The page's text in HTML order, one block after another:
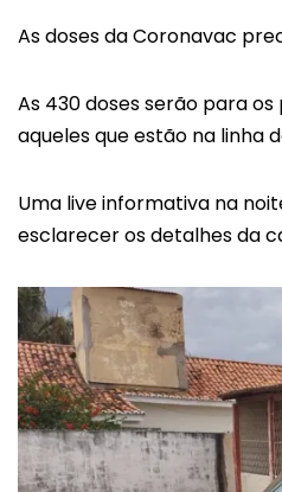
As doses da Coronavac
As 430 doses serão para
aqueles que estão na linha
Uma live informativa na
esclarecer os detalhes da